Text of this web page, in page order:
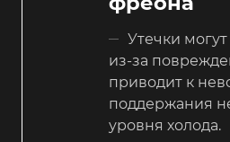
Утечки
из-за
приводит к
поддержания
уровня холода.